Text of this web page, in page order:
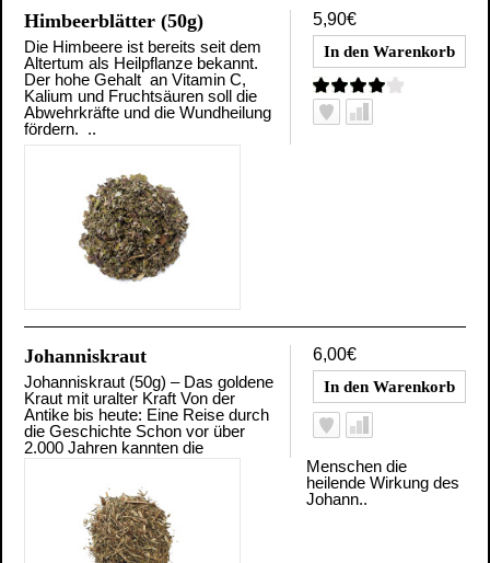
5,90€
Himbeerblätter (50g)
Die Himbeere ist bereits seit dem
Altertum als Heilpflanze bekannt.
Der hohe Gehalt an Vitamin C,
Kalium und Fruchtsäuren soll die
Abwehrkräfte und die Wundheilung
fördern. ..
6,00€
Johanniskraut
Johanniskraut (50g) – Das goldene
Kraut mit uralter Kraft Von der
Antike bis heute: Eine Reise durch
die Geschichte Schon vor über
2.000 Jahren kannten die
Menschen die
heilende Wirkung des
Johann..